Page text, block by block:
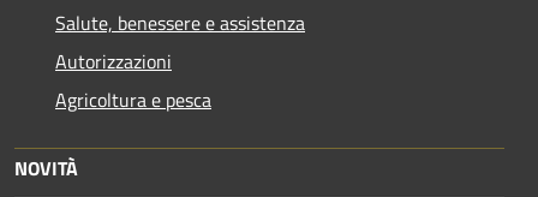
Salute, benessere e assistenza
Autorizzazioni
Agricoltura e pesca
NOVITÀ